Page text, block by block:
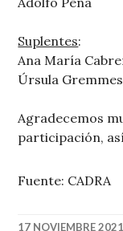
Suplentes:
Ana
Úrsula
Agradecemos
participación,
Fuente: CADRA
17 NOVIEMBRE 2021